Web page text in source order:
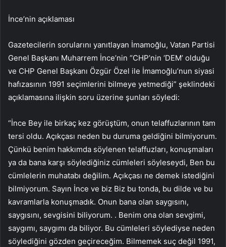
İnce’nin açıklaması
Gazetecilerin sorularını yanıtlayan İmamoğlu, Vatan Partisi
Genel Başkanı Muharrem İnce’nin “CHP’nin ‘DEM’ olduğu
ve CHP Genel Başkanı Özgür Özel ile İmamoğlu’nun siyasi
hafızasının 1991 seçimlerini bilmeye yetmediği” şeklindeki
açıklamasına ilişkin soru üzerine şunları söyledi:
“İnce Bey ile birkaç kez görüştüm, onun telaffuzlarının tam
tersi oldu. Açıkçası neden bu duruma geldiğini bilmiyorum.
Çünkü benim hakkımda söylenen telaffuzları, konuşmaları
ya da bana karşı söylediğiniz cümleleri söyleseydi, Ben bu
cümlelerin muhatabı değilim. Açıkçası ne demek istediğini
bilmiyorum. Sayın İnce ve biz Biz bu tonda, bu dilde ve bu
kavramlarla konuşmadık. Onun bana olan saygısını,
saygısını, sevgisini biliyorum. . Benim ona olan sevgimi,
saygımı, saygımı da biliyor. Bu cümleleri söylediyse neden
söylediğini gözden geçireceğim. Bilmemek suç değil 1991,